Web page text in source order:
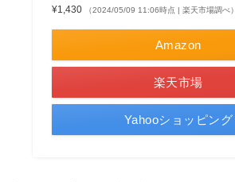
¥1,430 （2024/05/09 11:06時点 | 楽天市場調べ）
Amazon
楽天市場
Yahooショッピング